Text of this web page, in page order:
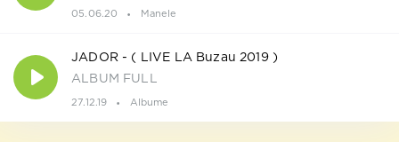
05.06.20 Manele
JADOR - ( LIVE LA Buzau 2019 )
ALBUM FULL
27.12.19 Albume